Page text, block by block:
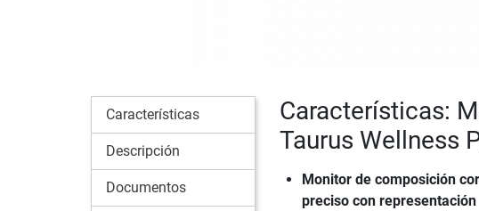
Características
Descripción
Documentos
Características:
Taurus Wellness
Monitor de composición
preciso con representación